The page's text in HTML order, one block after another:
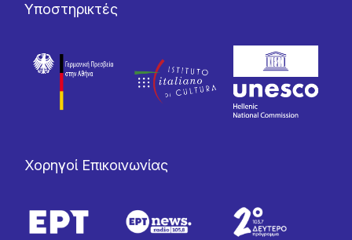
Υποστηρικτές
Χορηγοί Επικοινωνίας